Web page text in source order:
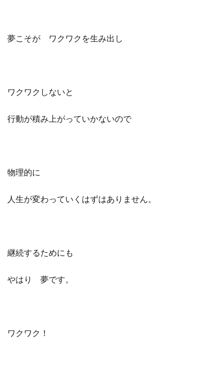
夢こそが ワクワクを生み出し
ワクワクしないと
行動が積み上がっていかないので
物理的に
人生が変わっていくはずはありません。
継続するためにも
やはり 夢です。
ワクワク！